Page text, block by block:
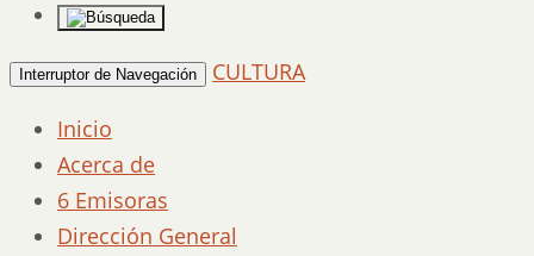
Interruptor de Navegación
CULTURA
Inicio
Acerca de
6 Emisoras
Dirección General